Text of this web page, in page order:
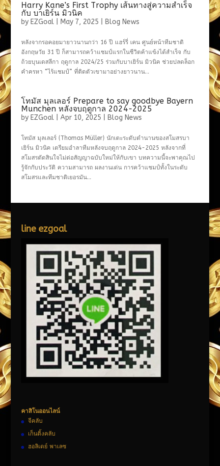
Harry Kane’s First Trophy เส้นทางสู่ความสำเร็จ
กับ บาเยิร์น มิวนิค
by EZGoal| May 7, 2025 Blog News
หลังจากรอคอยมายาวนานกว่า 16 ปี แฮร์รี่ เคน ศูนย์หน้าทีมชาติ
อังกฤษวัย 31 ปี ก็สามารถคว้าแชมป์แรกในชีวิตค้าแข้งได้สำเร็จ กับ
ถ้วยบุนเดสลีกา ฤดูกาล 2024/25 ร่วมกับบาเยิร์น มิวนิค ช่วยปลดล็อก
คำครหา “ไร้แชมป์” ที่ติดตัวเขามาอย่างยาวนาน...
โทมัส มุลเลอร์ Prepare to say goodbye Bayern
Munchen หลังจบฤดูกาล 2024-2025
by EZGoal| Apr 10, 2025 Blog News
โทมัส มุลเลอร์ (Thomas Müller) นักเตะระดับตำนานของสโมสรบา
เยิร์น มิวนิค เตรียมอำลาทีมหลังจบฤดูกาล 2024-2025 หลังจากที่
สโมสรตัดสินใจไม่ต่อสัญญาฉบับใหม่ให้กับเขา บทความนี้จะพาคุณไป
รู้จักกับประวัติ ความสามารถ ผลงานเด่น การคว้าแชมป์ทั้งในระดับ
สโมสรและทีมชาติเยอรมัน...
line ezgoal
คาสิโนออนไลน์
จีคลับ
เก็นติ้งคลับ
ฮอลิเดย์ พาเลซ